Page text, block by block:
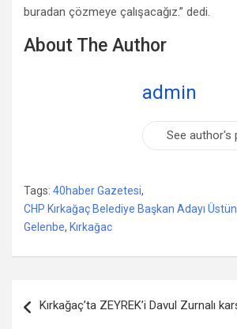
buradan çözmeye çalışacağız.” dedi.
About The Author
admin
See author's
Tags: 40haber Gazetesi,
CHP Kırkağaç Belediye Başkan Adayı
Gelenbe, Kırkağac
dolaşımı
Kırkağaç’ta ZEYREK’i Davul Zurnalı